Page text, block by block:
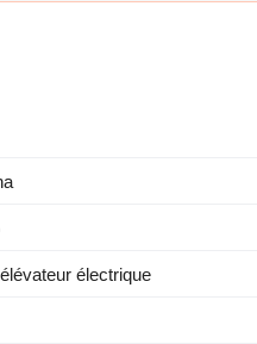
électrique